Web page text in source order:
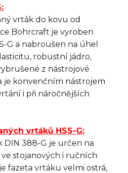
vrták do kovu od
Bohrcraft je vyroben
G a nabroušen na úhel
, robustní jádro,
z nástrojové
je konvenčním nástrojem
i při náročnějších
vrtáků HSS-G:
DIN 388-G je určen na
stojanových i ručních
fazeta vrtáku velmi ostrá,